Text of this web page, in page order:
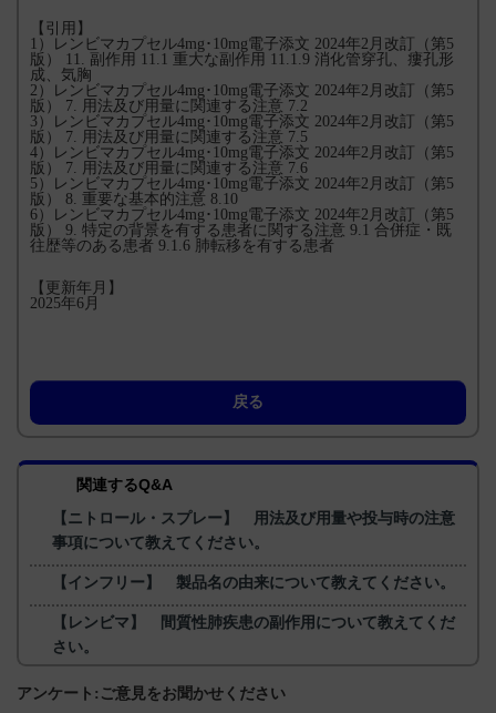
【引用】
1）レンビマカプセル4mg･10mg電子添文 2024年2月改訂（第5
版） 11. 副作用 11.1 重大な副作用 11.1.9 消化管穿孔、瘻孔形
成、気胸
2）レンビマカプセル4mg･10mg電子添文 2024年2月改訂（第5
版） 7. 用法及び用量に関連する注意 7.2
3）レンビマカプセル4mg･10mg電子添文 2024年2月改訂（第5
版） 7. 用法及び用量に関連する注意 7.5
4）レンビマカプセル4mg･10mg電子添文 2024年2月改訂（第5
版） 7. 用法及び用量に関連する注意 7.6
5）レンビマカプセル4mg･10mg電子添文 2024年2月改訂（第5
版） 8. 重要な基本的注意 8.10
6）レンビマカプセル4mg･10mg電子添文 2024年2月改訂（第5
版） 9. 特定の背景を有する患者に関する注意 9.1 合併症・既
往歴等のある患者 9.1.6 肺転移を有する患者
【更新年月】
2025年6月
戻る
関連するQ&A
【ニトロール・スプレー】 用法及び用量や投与時の注意
事項について教えてください。
【インフリー】 製品名の由来について教えてください。
【レンビマ】 間質性肺疾患の副作用について教えてくだ
さい。
【レンビマ】 下痢の副作用について教えてください。
アンケート:ご意見をお聞かせください